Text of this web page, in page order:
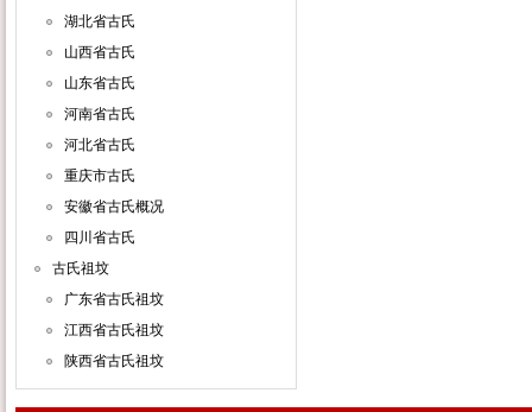
湖北省古氏
山西省古氏
山东省古氏
河南省古氏
河北省古氏
重庆市古氏
安徽省古氏概况
四川省古氏
古氏祖坟
广东省古氏祖坟
江西省古氏祖坟
陕西省古氏祖坟